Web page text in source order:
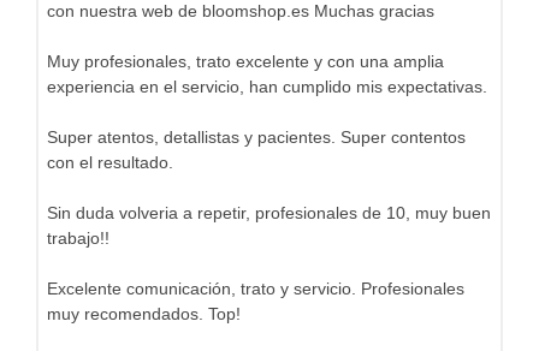
con nuestra web de bloomshop.es Muchas gracias
Muy profesionales, trato excelente y con una amplia
experiencia en el servicio, han cumplido mis expectativas.
Super atentos, detallistas y pacientes. Super contentos
con el resultado.
Sin duda volveria a repetir, profesionales de 10, muy buen
trabajo!!
Excelente comunicación, trato y servicio. Profesionales
muy recomendados. Top!